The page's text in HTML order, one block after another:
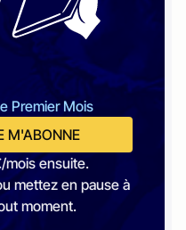
Premier Mois
M'ABONNE
mois ensuite.
mettez en pause à
moment.